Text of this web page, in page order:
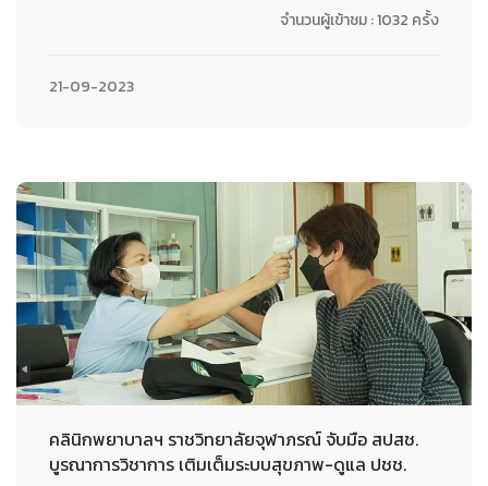
จำนวนผู้เข้าชม : 1032 ครั้ง
21-09-2023
คลินิกพยาบาลฯ ราชวิทยาลัยจุฬาภรณ์ จับมือ สปสช.
บูรณาการวิชาการ เติมเต็มระบบสุขภาพ-ดูแล ปชช.